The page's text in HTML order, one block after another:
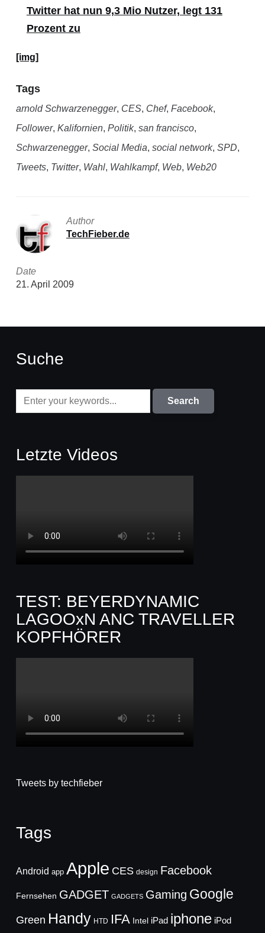
Twitter hat nun 9,3 Mio Nutzer, legt 131
Prozent zu
[img]
Tags
arnold Schwarzenegger, CES, Chef, Facebook,
Follower, Kalifornien, Politik, san francisco,
Schwarzenegger, Social Media, social network, SPD,
Tweets, Twitter, Wahl, Wahlkampf, Web, Web20
Author
TechFieber.de
Date
21. April 2009
Suche
Letzte Videos
TEST: BEYERDYNAMIC
LAGOOxN ANC TRAVELLER
KOPFHÖRER
Tweets by techfieber
Tags
Android app Apple CES design Facebook
Fernsehen GADGET GADGETS Gaming Google
Green Handy HTD IFA Intel iPad iphone iPod